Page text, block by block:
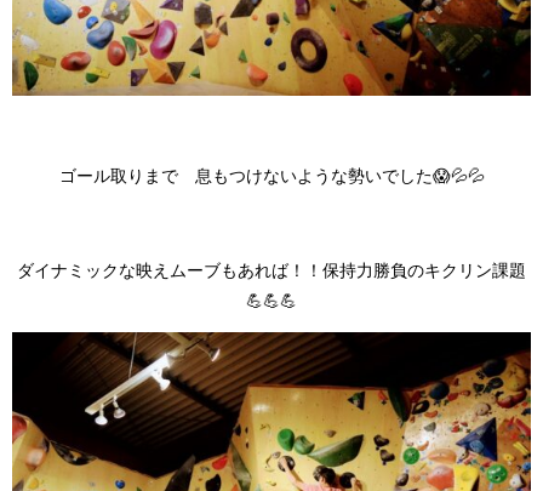
ゴール取りまで 息もつけないような勢いでした😱💦💦
ダイナミックな映えムーブもあれば！！保持力勝負のキクリン課題
💪💪💪